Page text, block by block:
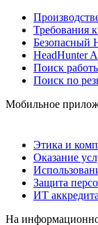
Требования
Безопасный
HeadHunter
Поиск
Поиск по
Мобильное
Этика и
Оказание
Защита
ИТ
На